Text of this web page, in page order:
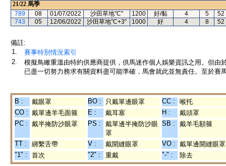
21/22 馬季
789
08 01/07/2022 沙田草地"C" 1200 好/黏 4 5
52
743
05 12/06/2022 沙田草地"C+3" 1000 好 4 8 52
備註:
1.
賽事特別情況索引
2.
模擬鳥瞰重溫由特約供應商提供，供馬迷作個人娛樂資訊之用。但
已盡一切努力務求有關資料盡可能準確，馬會就此並無責任。至於賽
B : 戴眼罩 BO : 只戴單邊眼罩 CC :
喉托
CO : 戴單邊羊毛面箍 E : 戴耳塞 H :
戴頭罩
PC : 戴半掩防沙眼罩 PS :
戴單邊半掩防沙眼
罩
SB : 戴羊毛額箍
TT : 綁繫舌帶 V : 戴開縫眼罩 VO : 戴單邊開縫眼罩
"1" :
首次 "2" : 重戴 "-" : 除去